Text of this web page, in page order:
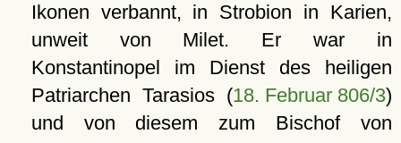
Ikonen verbannt, in Strobion in Karien,
unweit von Milet. Er war in
Konstantinopel im Dienst des heiligen
Patriarchen Tarasios (18. Februar 806/3)
und von diesem zum Bischof von